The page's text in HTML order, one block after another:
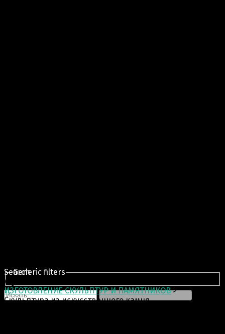
Search
Generic filters
ИЗГОТОВЛЕНИЕ СКУЛЬПТУР И ПАМЯТНИКОВ>
Скульптура из искусственного камня